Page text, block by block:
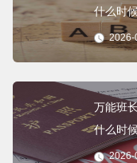
什么时
2026-
万能班
什么时
2026-